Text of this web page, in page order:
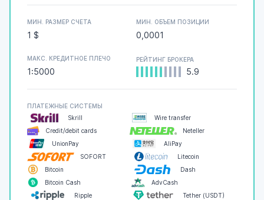
МИН. РАЗМЕР СЧЕТА
1 $
МИН. ОБЪЕМ ПОЗИЦИИ
0,0001
МАКС. КРЕДИТНОЕ ПЛЕЧО
1:5000
РЕЙТИНГ БРОКЕРА
5.9
ПЛАТЕЖНЫЕ СИСТЕМЫ
Skrill
Wire transfer
Credit/debit cards
Neteller
UnionPay
AliPay
SOFORT
Litecoin
Bitcoin
Dash
Bitcoin Cash
AdvCash
Ripple
Tether (USDT)